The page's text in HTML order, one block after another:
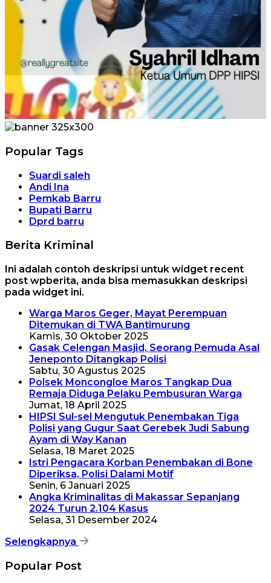
Popular Tags
Suardi saleh
Andi Ina
Pemkab Barru
Bupati Barru
Dprd barru
Berita Kriminal
Ini adalah contoh deskripsi untuk widget recent
post wpberita, anda bisa memasukkan deskripsi
pada widget ini.
Warga Maros Geger, Mayat Perempuan
Ditemukan di TWA Bantimurung
Kamis, 30 Oktober 2025
Gasak Celengan Masjid, Seorang Pemuda Asal
Jeneponto Ditangkap Polisi
Sabtu, 30 Agustus 2025
Polsek Moncongloe Maros Tangkap Dua
Remaja Diduga Pelaku Pembusuran Warga
Jumat, 18 April 2025
HIPSI Sul-sel Mengutuk Penembakan Tiga
Polisi yang Gugur Saat Gerebek Judi Sabung
Ayam di Way Kanan
Selasa, 18 Maret 2025
Istri Pengacara Korban Penembakan di Bone
Diperiksa, Polisi Dalami Motif
Senin, 6 Januari 2025
Angka Kriminalitas di Makassar Sepanjang
2024 Turun 2.104 Kasus
Selasa, 31 Desember 2024
Selengkapnya
Popular Post